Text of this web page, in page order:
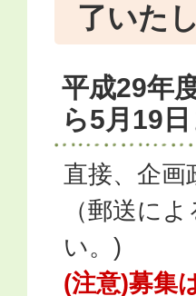
了いた
平成29年
ら5月19日
直接、企
（郵送に
い。)
(注意)募集